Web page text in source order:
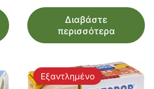
Διαβάστε
περισσότερα
Εξαντλημένο